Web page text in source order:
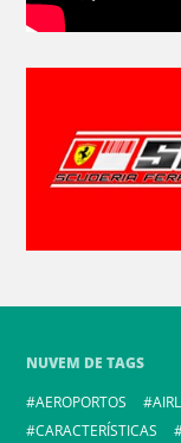
NUVEM DE TAGS
AEROPORTOS
CARACTERÍSTICAS